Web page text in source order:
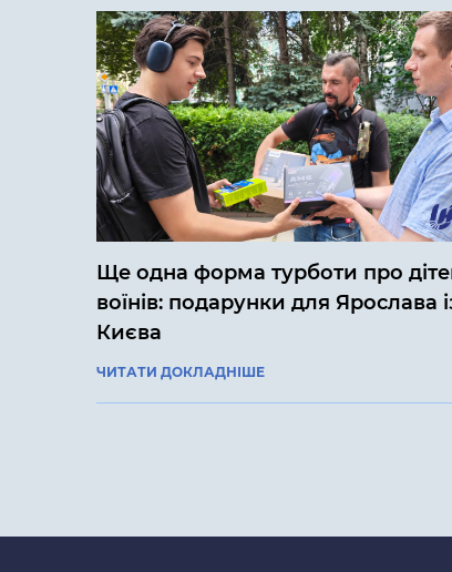
Ще одна форма турботи про
воїнів: подарунки для Ярослава
Києва
ЧИТАТИ ДОКЛАДНІШЕ